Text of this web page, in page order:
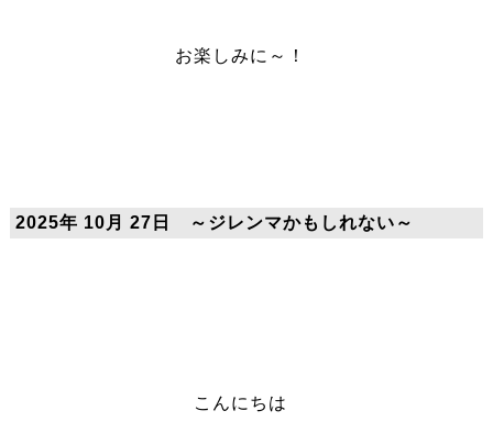
お楽しみに～！
2025年 10月 27日 ～ジレンマかもしれない～
こんにちは